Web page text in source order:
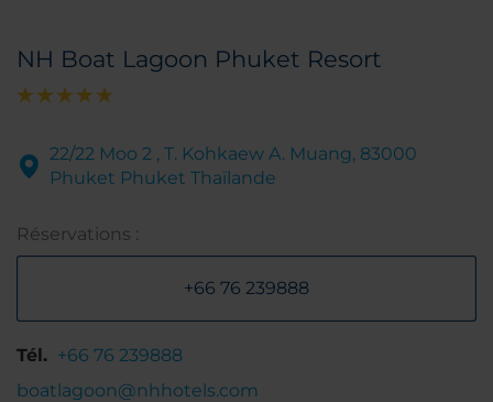
NH Boat Lagoon Phuket Resort
22/22 Moo 2 , T. Kohkaew A. Muang, 83000
Phuket Phuket Thaïlande
Réservations :
+66 76 239888
Tél. +66 76 239888
boatlagoon@nhhotels.com